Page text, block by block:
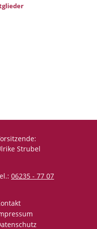
Strubel
06235 - 77 07